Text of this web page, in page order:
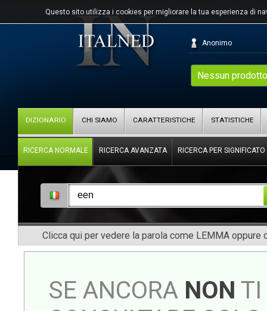
Questo sito utilizza i cookies per migliorare la tua esperienza di
Nessun
Anonimo
DIZIONARIO CHI SIAMO CARATTERISTICHE STATISTICHE
RICERCA NORMALE RICERCA AVANZATA RICERCA PER SIGNIFICATO
Clicca qui per vedere la parola come LEMMA oppure
SE ANCORA NON TI